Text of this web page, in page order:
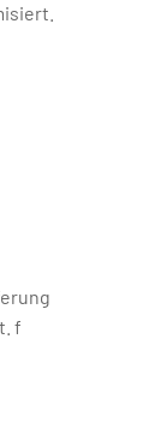
f